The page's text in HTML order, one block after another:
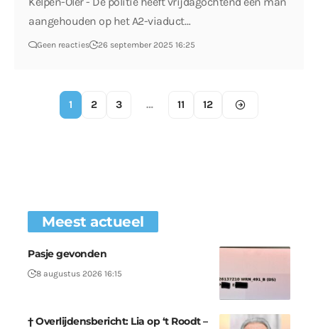
aangehouden op het A2-viaduct…
Geen reacties 26 september 2025 16:25
1 2 3 … 11 12
Meest actueel
Pasje gevonden
8 augustus 2026 16:15
† Overlijdensbericht: Lia op ‘t Roodt –